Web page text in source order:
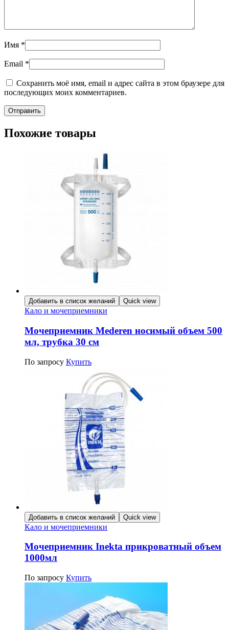
Имя *
Email *
Сохранить моё имя, email и адрес сайта в этом браузере для
последующих моих комментариев.
Похожие товары
Добавить в список желаний Quick view
Кало и мочеприемники
Мочеприемник Mederen носимый объем 500
мл, трубка 30 см
По запросу Купить
Добавить в список желаний Quick view
Кало и мочеприемники
Мочеприемник Inekta прикроватный объем
1000мл
По запросу Купить